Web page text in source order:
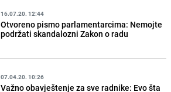
16.07.20. 12:44
Otvoreno pismo parlamentarcima: Nemojte
podržati skandalozni Zakon o radu
07.04.20. 10:26
Važno obavještenje za sve radnike: Evo šta